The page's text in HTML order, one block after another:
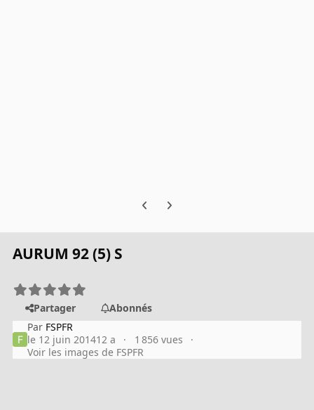
Previous carousel slide
Next carousel slide
AURUM 92 (5) S
Partager
Abonnés
Par FSPFR
le 12 juin 201412 a
1 856 vues
Voir les images de FSPFR